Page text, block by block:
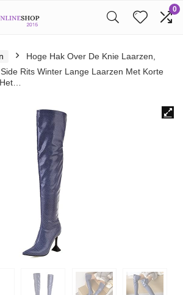
0
Hoge Hak Over De Knie Laarzen,
Rits Winter Lange Laarzen Met Korte